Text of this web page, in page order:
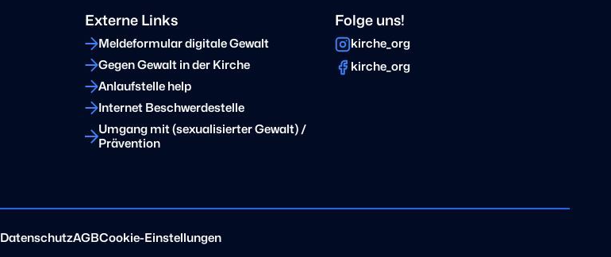
Externe Links
Meldeformular digitale Gewalt
Gegen Gewalt in der Kirche
Anlaufstelle help
Internet Beschwerdestelle
Umgang mit (sexualisierter Gewalt) /
Prävention
Folge uns!
kirche_org
kirche_org
DatenschutzAGBCookie-Einstellungen